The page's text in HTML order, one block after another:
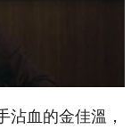
沾血的金佳溫，